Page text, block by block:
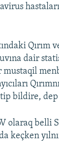
Qırım
dair
bildire,
olaraq belli
keçken